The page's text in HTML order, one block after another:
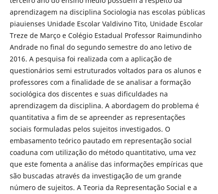
aprendizagem na disciplina Sociologia nas escolas públicas
piauienses Unidade Escolar Valdivino Tito, Unidade Escolar
Treze de Março e Colégio Estadual Professor Raimundinho
Andrade no final do segundo semestre do ano letivo de
2016. A pesquisa foi realizada com a aplicação de
questionários semi estruturados voltados para os alunos e
professores com a finalidade de se analisar a formação
sociológica dos discentes e suas dificuldades na
aprendizagem da disciplina. A abordagem do problema é
quantitativa a fim de se apreender as representações
sociais formuladas pelos sujeitos investigados. O
embasamento teórico pautado em representação social
coaduna com utilização do método quantitativo, uma vez
que este fomenta a análise das informações empíricas que
são buscadas através da investigação de um grande
número de sujeitos. A Teoria da Representação Social e a